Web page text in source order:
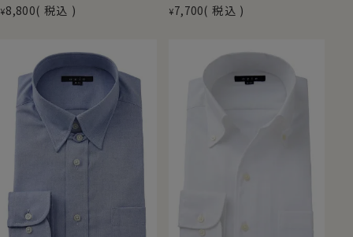
¥8,800 税込 ¥7,700 税込